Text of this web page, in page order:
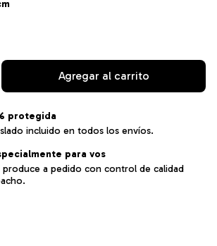
protegida
incluido en todos los envíos.
para vos
produce a pedido con control de calidad